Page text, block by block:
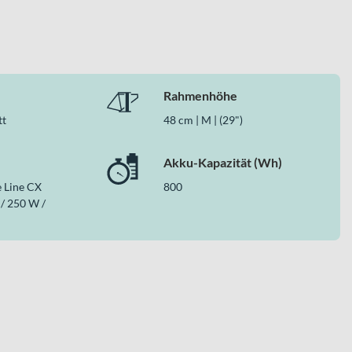
Balance aus Alltagstauglichkeit und
Rahmenhöhe
48 cm | M | (29")
Line CX
250 W /
Akku-Kapazität (Wh)
800